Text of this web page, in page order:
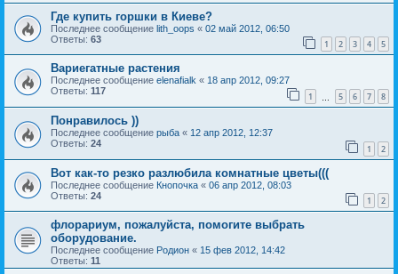
Где купить горшки в Киеве?
Последнее сообщение lith_oops « 02 май 2012, 06:50
Ответы: 63 1 2 3 4 5
Вариегатные растения
Последнее сообщение elenafialk « 18 апр 2012, 09:27
Ответы: 117 1 5 6 7 8
Понравилось ))
Последнее сообщение рыба « 12 апр 2012, 12:37
Ответы: 24 1 2
Вот как-то резко разлюбила комнатные цветы(((
Последнее сообщение Кнопочка « 06 апр 2012, 08:03
Ответы: 24 1 2
флорариум, пожалуйста, помогите выбрать
оборудование.
Последнее сообщение Родион « 15 фев 2012, 14:42
Ответы: 11